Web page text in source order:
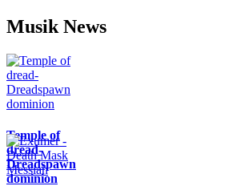
Musik News
Temple of
dread-
Dreadspawn
dominion